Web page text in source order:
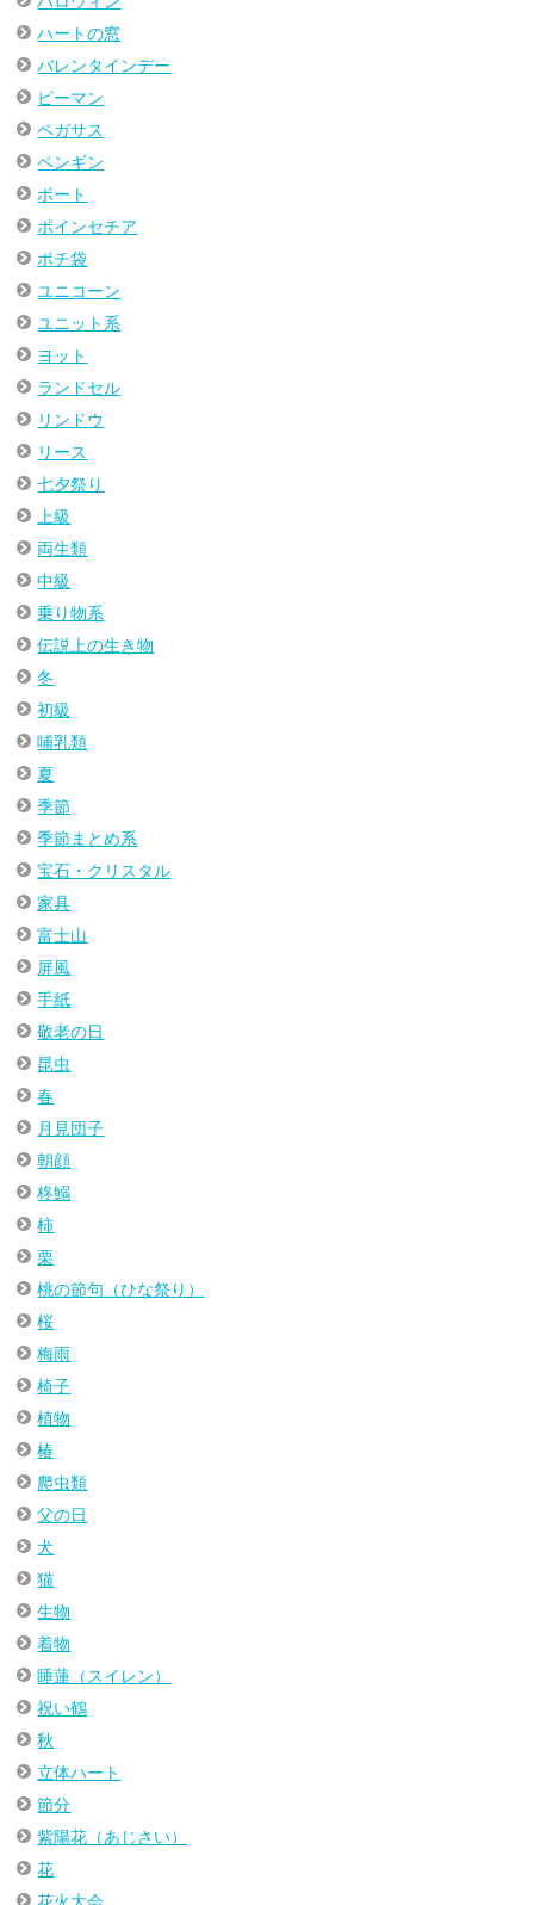
ハートの窓
バレンタインデー
ピーマン
ペガサス
ペンギン
ボート
ポインセチア
ポチ袋
ユニコーン
ユニット系
ヨット
ランドセル
リンドウ
リース
七夕祭り
上級
両生類
中級
乗り物系
伝説上の生き物
冬
初級
哺乳類
夏
季節
季節まとめ系
宝石・クリスタル
家具
富士山
屏風
手紙
敬老の日
昆虫
春
月見団子
朝顔
柊鰯
柿
栗
桃の節句（ひな祭り）
桜
梅雨
椅子
植物
椿
爬虫類
父の日
犬
猫
生物
着物
睡蓮（スイレン）
祝い鶴
秋
立体ハート
節分
紫陽花（あじさい）
花